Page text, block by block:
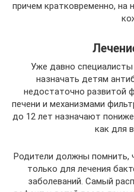
причем кратковременно, на
Уже давно
назначать детям
недостаточно развитой
печени и механизмами
до 12 лет назначают
как для
Родители должны помнить,
только для лечения
заболеваний. Самый